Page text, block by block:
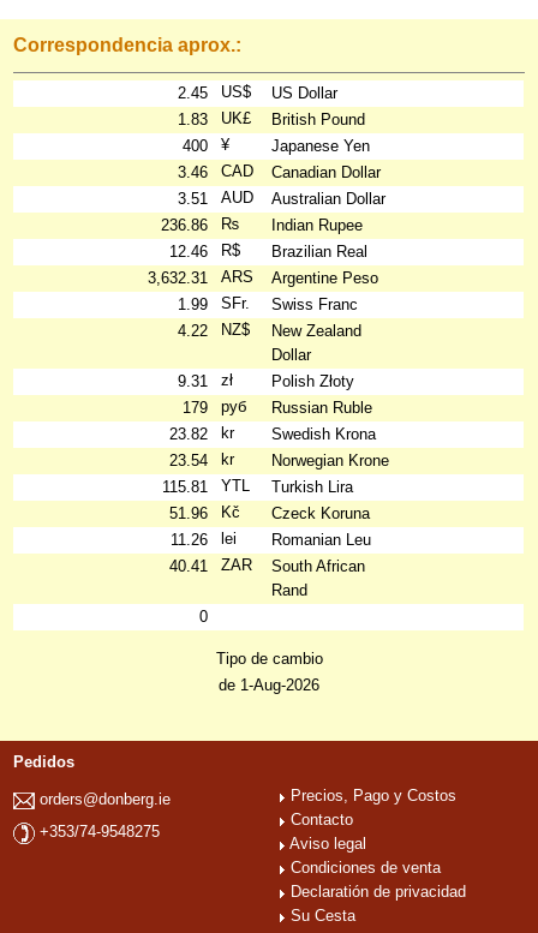
Correspondencia aprox.:
2.45 US$
US Dollar
1.83
UK£
British Pound
400
¥
Japanese Yen
3.46
CAD
Canadian Dollar
3.51
AUD
Australian Dollar
236.86
₨
Indian Rupee
12.46
R$
Brazilian Real
3,632.31
ARS
Argentine Peso
1.99
SFr.
Swiss Franc
4.22
NZ$
New Zealand
Dollar
9.31
zł
Polish Złoty
179
руб
Russian Ruble
23.82
kr
Swedish Krona
23.54
kr
Norwegian Krone
115.81
YTL
Turkish Lira
51.96
Kč
Czeck Koruna
11.26
lei
Romanian Leu
40.41
ZAR
South African
Rand
0
Tipo de cambio
de 1-Aug-2026
Pedidos
orders@donberg.ie
+353/74-9548275
Precios, Pago y Costos
Contacto
Aviso legal
Condiciones de venta
Declaratión de privacidad
Su Cesta